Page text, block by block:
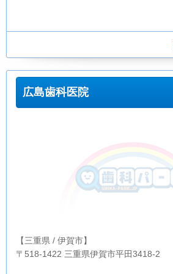
広島歯科医院
【三重県 / 伊賀市】
〒518-1422 三重県伊賀市平田3418-2